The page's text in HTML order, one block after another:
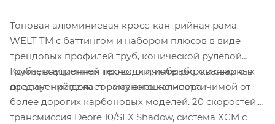
Топовая алюминиевая кросс-кантрийная рама
WELT TM с баттингом и набором плюсов в виде
трендовых профилей труб, конической рулевой
трубы, внутренней проводки, интегрированного в
дропаут крепежа тормозного калипера.
Компенсационная технология обработки сварных
соединений делает раму внешне неотличимой от
более дорогих карбоновых моделей. 20 скоростей,
трансмиссия Deore 10/SLX Shadow, система XCM с